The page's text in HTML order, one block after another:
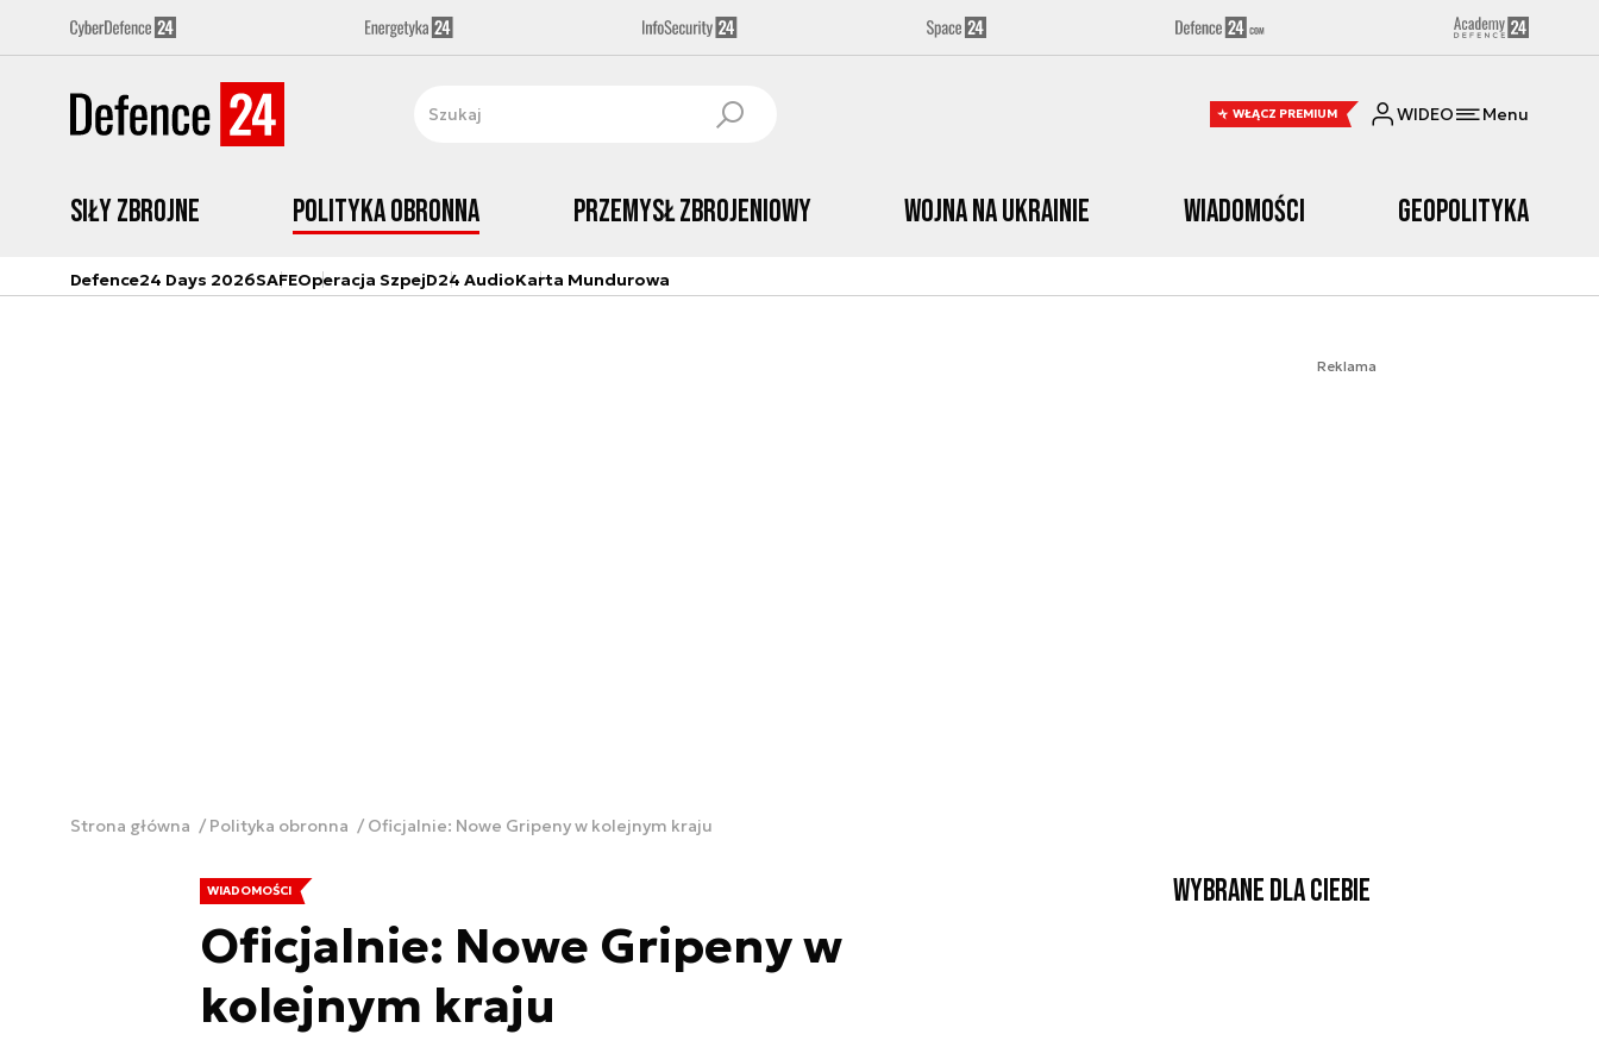
WŁĄCZ PREMIUM WIDEO Menu
Siły zbrojne Polityka obronna Przemysł Zbrojeniowy Wojna na Ukrainie Wiadomości Geopolityka
Defence24 Days 2026SAFEOperacja SzpejD24 AudioKarta Mundurowa
Reklama
Strona główna Polityka obronna Oficjalnie: Nowe Gripeny w kolejnym kraju
WIADOMOŚCI
Oficjalnie: Nowe Gripeny w
kolejnym kraju
Wybrane dla Ciebie